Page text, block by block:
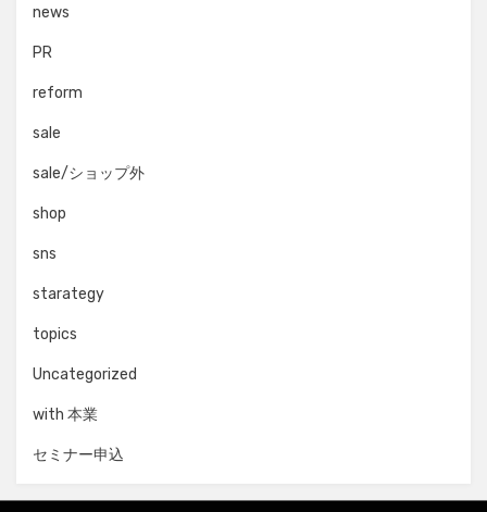
news
PR
reform
sale
sale/ショップ外
shop
sns
starategy
topics
Uncategorized
with 本業
セミナー申込